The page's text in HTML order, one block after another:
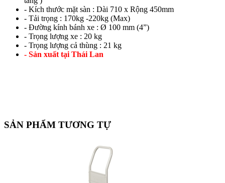
- Kích thước mặt sàn : Dài 710 x Rộng 450mm
- Tải trọng : 170kg -220kg (Max)
- Đường kính bánh xe : Ø 100 mm (4”)
- Trọng lượng xe : 20 kg
- Trọng lượng cả thùng : 21 kg
- Sản xuất tại Thái Lan
SẢN PHẨM TƯƠNG TỰ